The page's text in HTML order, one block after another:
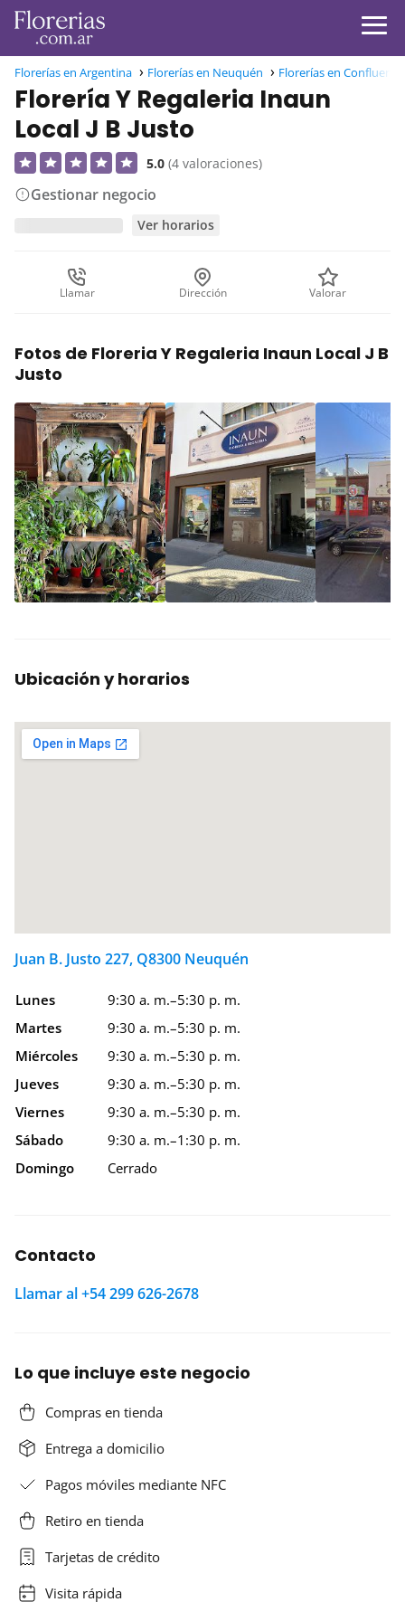
Florerías en Argentina Florerías en Neuquén Florerías en
Florería Y Regaleria Inaun
Local J B Justo
5.0 (4 valoraciones)
Gestionar negocio
Ver horarios
Llamar Dirección Valorar
Fotos de Floreria Y Regaleria Inaun Local J B
Justo
Ubicación y horarios
Juan B. Justo 227, Q8300 Neuquén
Lunes
9:30 a. m.–5:30 p. m.
Martes
9:30 a. m.–5:30 p. m.
Miércoles
9:30 a. m.–5:30 p. m.
Jueves
9:30 a. m.–5:30 p. m.
Viernes
9:30 a. m.–5:30 p. m.
Sábado
9:30 a. m.–1:30 p. m.
Domingo
Cerrado
Contacto
Llamar al +54 299 626-2678
Lo que incluye este negocio
Compras en tienda
Entrega a domicilio
Pagos móviles mediante NFC
Retiro en tienda
Tarjetas de crédito
Visita rápida